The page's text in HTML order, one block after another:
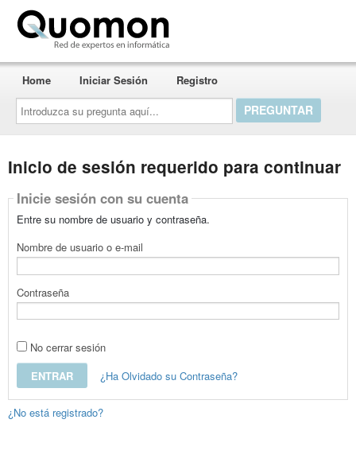
Introduzca
su
pregunta
aquí...
Home Iniciar Sesión Registro
Inicio de sesión requerido para continuar
Inicie sesión con su cuenta
Entre su nombre de usuario y contraseña.
Nombre de usuario o e-mail
Contraseña
No cerrar sesión
¿Ha Olvidado su Contraseña?
¿No está registrado?